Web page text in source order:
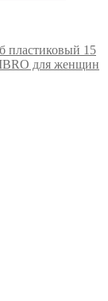
15
для женщин